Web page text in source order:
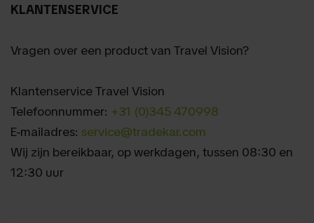
KLANTENSERVICE
Vragen over een product van Travel Vision?
Klantenservice Travel Vision
Telefoonnummer: +31 (0)345 470998
E-mailadres: service@tradekar.com
Wij zijn bereikbaar, op werkdagen, tussen 08:30 en
12:30 uur